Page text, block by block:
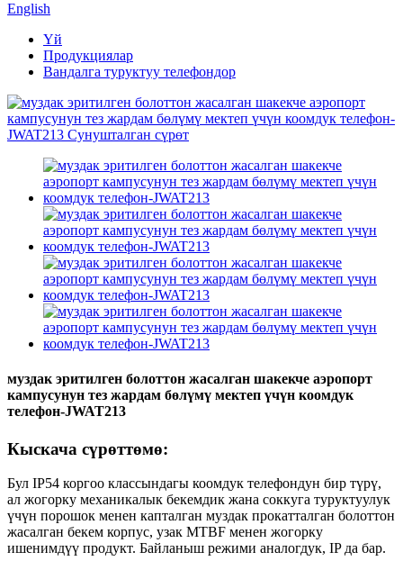
English
Үй
Продукциялар
Вандалга туруктуу телефондор
муздак эритилген болоттон жасалган шакекче аэропорт
кампусунун тез жардам бөлүмү мектеп үчүн коомдук
телефон-JWAT213
Кыскача сүрөттөмө:
Бул IP54 коргоо классындагы коомдук телефондун бир түрү,
ал жогорку механикалык бекемдик жана соккуга туруктуулук
үчүн порошок менен капталган муздак прокатталган болоттон
жасалган бекем корпус, узак MTBF менен жогорку
ишенимдүү продукт. Байланыш режими аналогдук, IP да бар.